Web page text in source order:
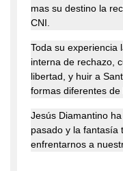
mas su destino la
CNI.
Toda su experiencia
interna de rechazo,
libertad, y huir a
formas diferentes de
Jesús Diamantino
pasado y la fantasía
enfrentarnos a